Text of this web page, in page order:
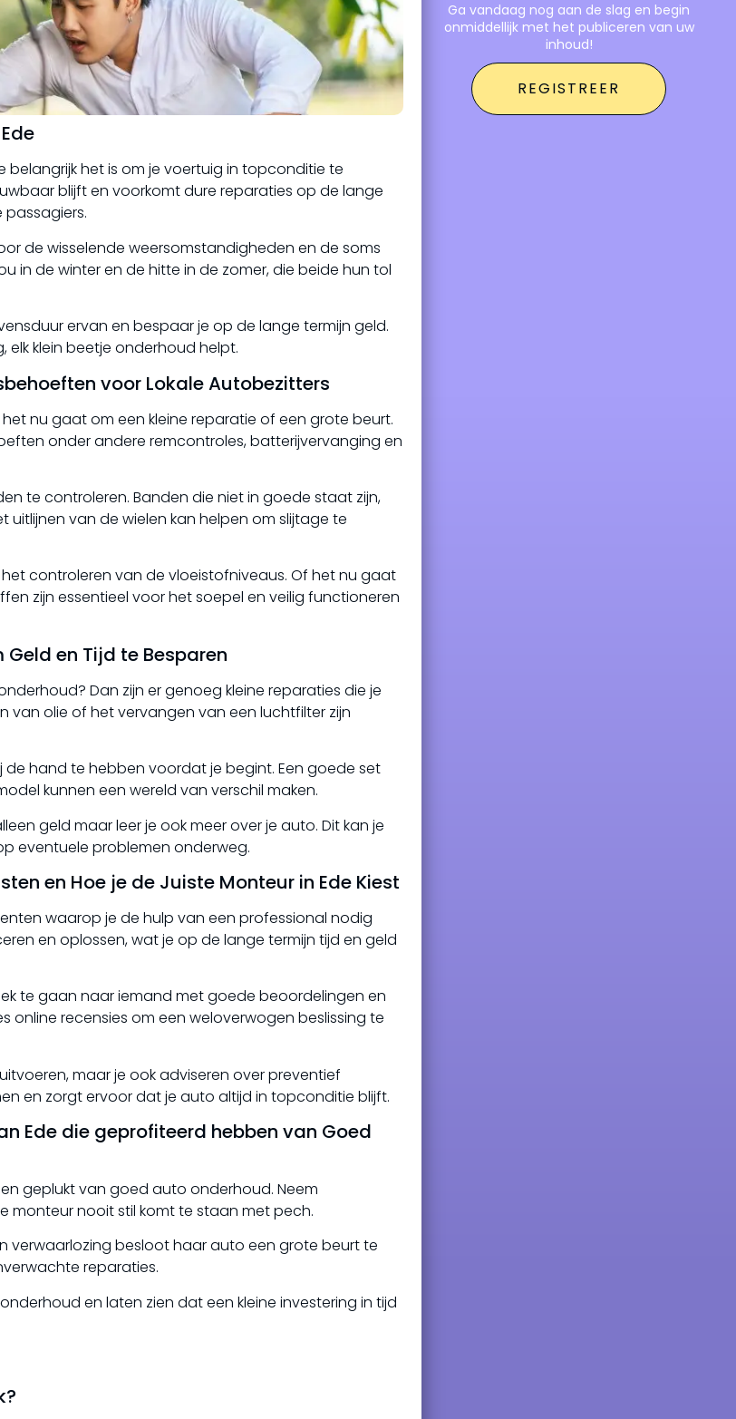
belangrijk het is om je voertuig in topconditie te
blijft en voorkomt dure reparaties op de lange
de wisselende weersomstandigheden en de soms
in de winter en de hitte in de zomer, die beide hun tol
ervan en bespaar je op de lange termijn geld.
klein beetje onderhoud helpt.
voor Lokale Autobezitters
nu gaat om een kleine reparatie of een grote beurt.
onder andere remcontroles, batterijvervanging en
te controleren. Banden die niet in goede staat zijn,
van de wielen kan helpen om slijtage te
controleren van de vloeistofniveaus. Of het nu gaat
zijn essentieel voor het soepel en veilig functioneren
en Tijd te Besparen
Dan zijn er genoeg kleine reparaties die je
van olie of het vervangen van een luchtfilter zijn
hand te hebben voordat je begint. Een goede set
kunnen een wereld van verschil maken.
geld maar leer je ook meer over je auto. Dit kan je
eventuele problemen onderweg.
en Hoe je de Juiste Monteur in Ede Kiest
waarop je de hulp van een professional nodig
en oplossen, wat je op de lange termijn tijd en geld
te gaan naar iemand met goede beoordelingen en
online recensies om een weloverwogen beslissing te
maar je ook adviseren over preventief
en zorgt ervoor dat je auto altijd in topconditie blijft.
Ede die geprofiteerd hebben van Goed
geplukt van goed auto onderhoud. Neem
monteur nooit stil komt te staan met pech.
verwaarlozing besloot haar auto een grote beurt te
reparaties.
en laten zien dat een kleine investering in tijd
Ga vandaag nog aan de slag en begin
onmiddellijk met het publiceren van uw
inhoud!
REGISTREER